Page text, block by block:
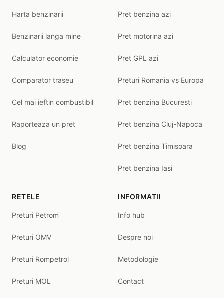
Harta benzinarii
Benzinarii langa mine
Calculator economie
Comparator traseu
Cel mai ieftin combustibil
Raporteaza un pret
Blog
Pret benzina azi
Pret motorina azi
Pret GPL azi
Preturi Romania vs Europa
Pret benzina Bucuresti
Pret benzina Cluj-Napoca
Pret benzina Timisoara
Pret benzina Iasi
RETELE
Preturi Petrom
Preturi OMV
Preturi Rompetrol
Preturi MOL
INFORMATII
Info hub
Despre noi
Metodologie
Contact